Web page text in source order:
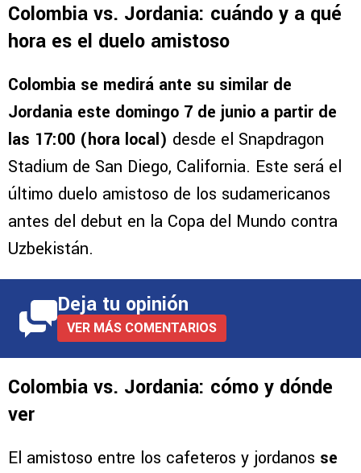
Colombia vs. Jordania: cuándo y a qué
hora es el duelo amistoso
Colombia se medirá ante su similar de
Jordania este domingo 7 de junio a partir de
las 17:00 (hora local) desde el Snapdragon
Stadium de San Diego, California. Este será el
último duelo amistoso de los sudamericanos
antes del debut en la Copa del Mundo contra
Uzbekistán.
Deja tu opinión
VER MÁS COMENTARIOS
Colombia vs. Jordania: cómo y dónde
ver
El amistoso entre los cafeteros y jordanos se